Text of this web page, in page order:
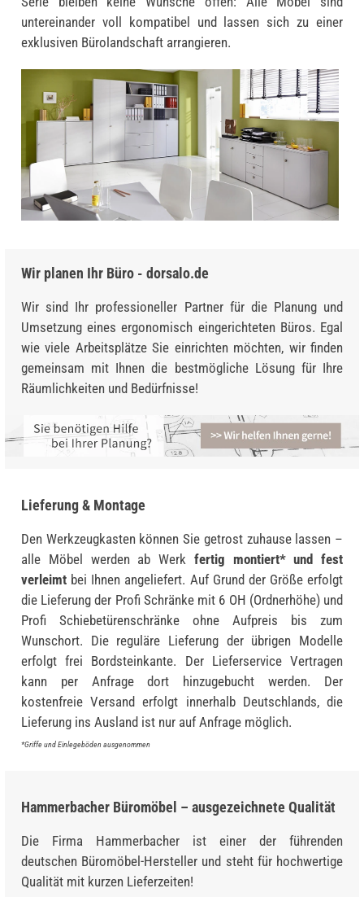
untereinander voll kompatibel und lassen sich zu einer
exklusiven Bürolandschaft arrangieren.
Wir planen Ihr Büro - dorsalo.de
Wir sind Ihr professioneller Partner für die Planung und
Umsetzung eines ergonomisch eingerichteten Büros. Egal
wie viele Arbeitsplätze Sie einrichten möchten, wir finden
gemeinsam mit Ihnen die bestmögliche Lösung für Ihre
Räumlichkeiten und Bedürfnisse!
Lieferung & Montage
Den Werkzeugkasten können Sie getrost zuhause lassen –
alle Möbel werden ab Werk fertig montiert* und fest
verleimt bei Ihnen angeliefert. Auf Grund der Größe erfolgt
die Lieferung der Profi Schränke mit 6 OH (Ordnerhöhe) und
Profi Schiebetürenschränke ohne Aufpreis bis zum
Wunschort. Die reguläre Lieferung der übrigen Modelle
erfolgt frei Bordsteinkante. Der Lieferservice Vertragen
kann per Anfrage dort hinzugebucht werden. Der
kostenfreie Versand erfolgt innerhalb Deutschlands, die
Lieferung ins Ausland ist nur auf Anfrage möglich.
*Griffe und Einlegeböden ausgenommen
Hammerbacher Büromöbel – ausgezeichnete Qualität
Die Firma Hammerbacher ist einer der führenden
deutschen Büromöbel-Hersteller und steht für hochwertige
Qualität mit kurzen Lieferzeiten!